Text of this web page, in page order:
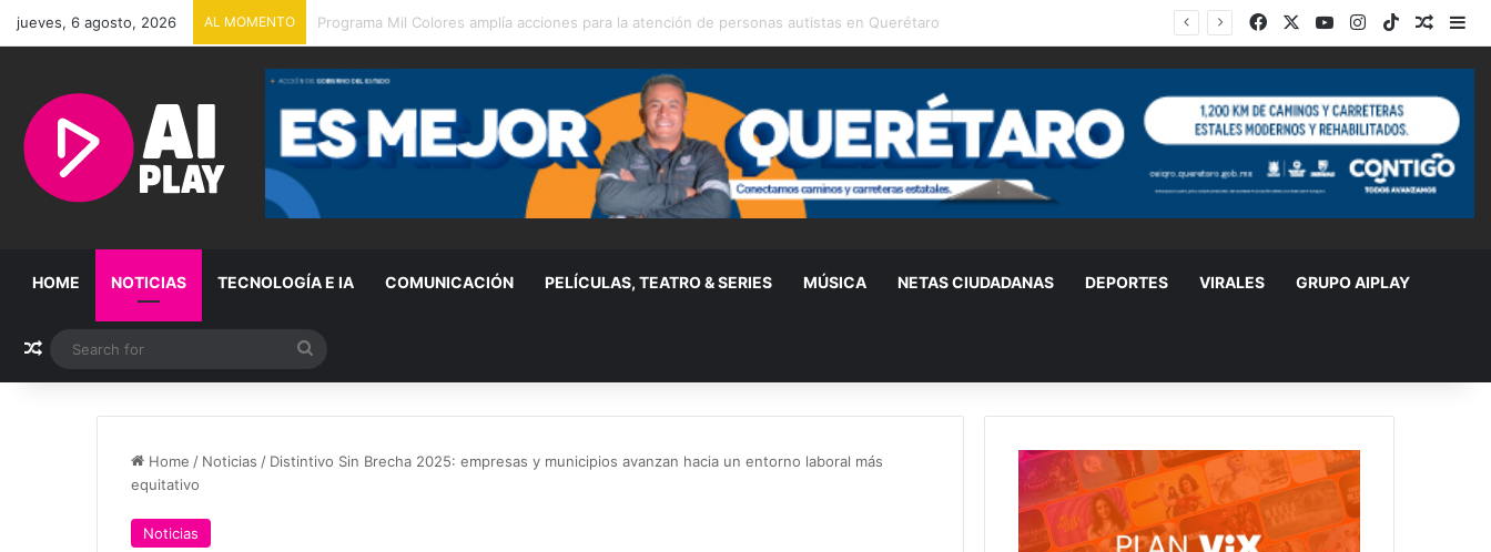
jueves, 6 agosto, 2026 AL MOMENTO Entregan apoyos del Programa de Coinversión Social a familias de Amealco FacebookYouTubeInstagram
TikTok
HOME NOTICIAS TECNOLOGÍA E IA COMUNICACIÓN PELÍCULAS, TEATRO & SERIES MÚSICA NETAS CIUDADANAS DEPORTES VIRALES GRUPO AIPLAY
Random Article
for
Home / Noticias / Distintivo Sin Brecha 2025: empresas y municipios avanzan hacia un entorno laboral más
equitativo
Noticias